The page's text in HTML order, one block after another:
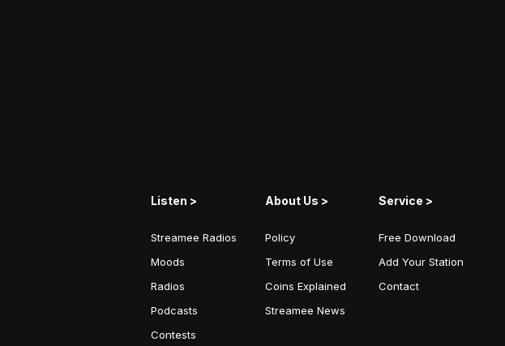
Listen >
Streamee Radios
Moods
Radios
Podcasts
Contests
About Us >
Policy
Terms of Use
Coins Explained
Streamee News
Service >
Free Download
Add Your Station
Contact